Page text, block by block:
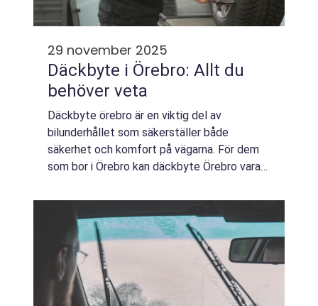
29 november 2025
Däckbyte i Örebro: Allt du
behöver veta
Däckbyte örebro är en viktig del av
bilunderhållet som säkerställer både
säkerhet och komfort på vägarna. För dem
som bor i Örebro kan däckbyte Örebro vara